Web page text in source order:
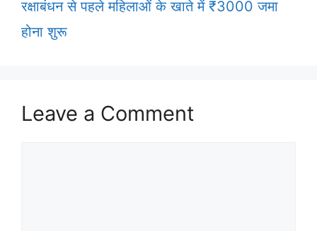
रक्षाबंधन से पहले महिलाओं के खाते में ₹3000 जमा
होना शुरू
Leave a Comment